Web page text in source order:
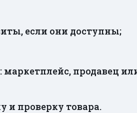
если они доступны;
маркетплейс, продавец
и проверку товара.